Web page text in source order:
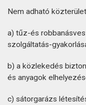
Nem adható
a) tűz-és
szolgáltatás-
b) a közlekedés
és anyagok
c) sátorgarázs